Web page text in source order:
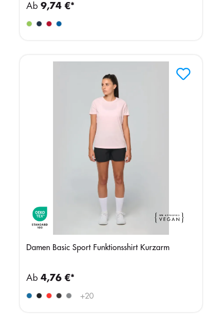
Ab 9,74 €*
Damen Basic Sport Funktionsshirt Kurzarm
+20
Ab 4,76 €*